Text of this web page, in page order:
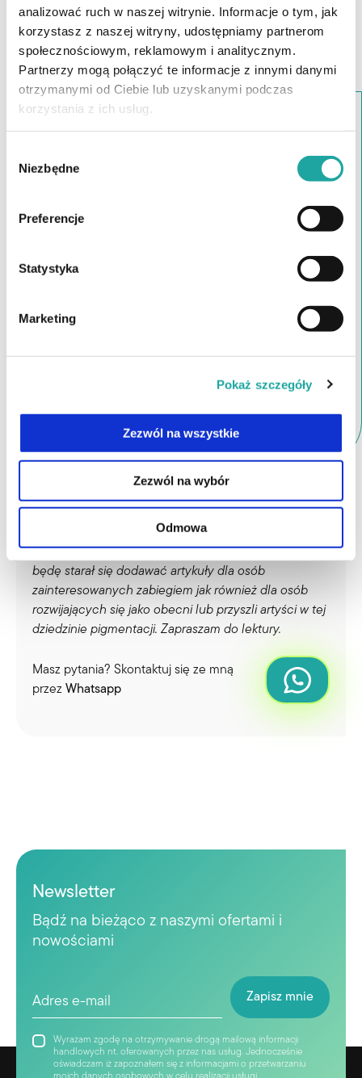
analizować ruch w naszej witrynie. Informacje o tym, jak
korzystasz z naszej witryny, udostępniamy partnerom
społecznościowym, reklamowym i analitycznym.
Partnerzy mogą połączyć te informacje z innymi danymi
otrzymanymi od Ciebie lub uzyskanymi podczas
korzystania z ich usług.
zgody
Niezbędne
Preferencje
Statystyka
Marketing
Pokaż szczegóły
Zezwól na wszystkie
Zezwól na wybór
Odmowa
Autor bloga
Witaj na moim blogu poświęconemu
łysieniu oraz mikropigmentacji. W miarę regularnie
będę starał się dodawać artykuły dla osób
zainteresowanych zabiegiem jak również dla osób
rozwijających się jako obecni lub przyszli artyści w tej
dziedzinie pigmentacji. Zapraszam do lektury.
Masz pytania? Skontaktuj się ze mną
przez Whatsapp
Newsletter
Bądź na bieżąco z naszymi ofertami i
nowościami
Wyrażam zgodę na otrzymywanie drogą mailową informacji
handlowych nt. oferowanych przez nas usług. Jednocześnie
oświadczam iż zapoznałem się z informacjami o przetwarzaniu